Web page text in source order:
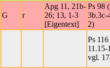
G r
Apg 11, 21b-
26; 13, 1-3
[Eigentext]
Ps 98
3b.3c-
2)
Ps
11.15-
vgl.